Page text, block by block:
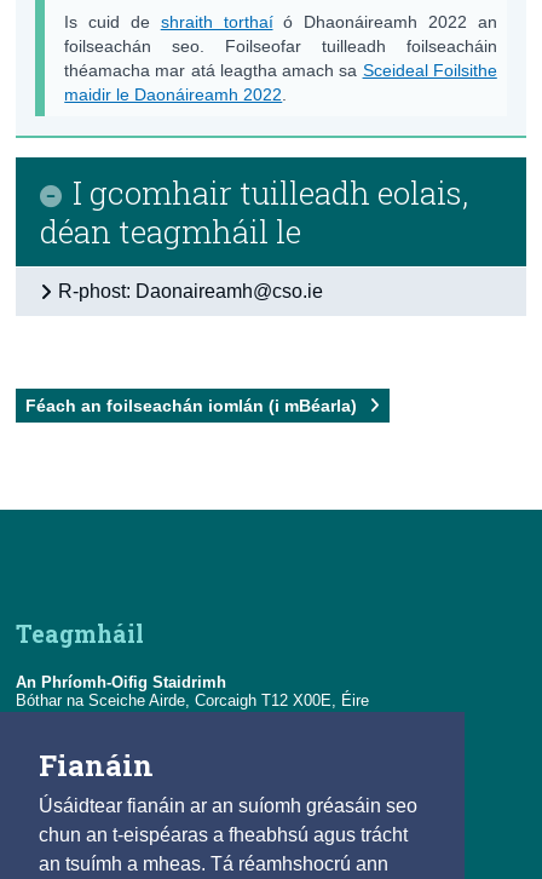
Fianáin
Úsáidtear fianáin ar an suíomh gréasáin seo
chun an t-eispéaras a fheabhsú agus trácht
an tsuímh a mheas. Tá réamhshocrú ann
Is cuid de shraith torthaíó Dhaonáireamh 2022 an
foilseachán seo. Foilseofar tuilleadh foilseacháin
théamacha mar atá leagtha amach sa Sceideal Foilsithe
maidir le Daonáireamh 2022.
I gcomhair tuilleadh eolais,
déan teagmháil le
R-phost: Daonaireamh@cso.ie
Féach an foilseachán iomlán (i mBéarla)
Teagmháil
An Phríomh-Oifig Staidrimh
Bóthar na Sceiche Airde, Corcaigh T12 X00E, Éire
R-phost:
eolas@cso.ie
Naisc